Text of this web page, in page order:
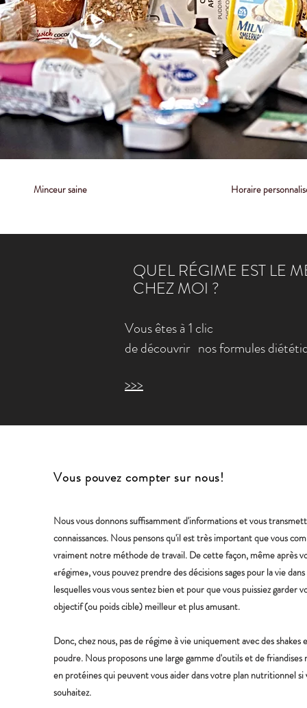
Minceur saine Horaire
QUEL RÉGIME EST LE
CHEZ MOI ?
Vous êtes à 1 clic
de découvrir nos formules
>>>
Vous pouvez compter sur nous!
Nous vous donnons suffisamment d'informations et vous
connaissances. Nous pensons qu'il est très important que vous
vraiment notre méthode de travail. De cette façon, même après
«régime», vous pouvez prendre des décisions sages pour la vie dans
lesquelles vous vous sentez bien et pour que vous puissiez garder
objectif (ou poids cible) meilleur et plus amusant.
Donc, chez nous, pas de régime à vie uniquement avec des shakes
poudre. Nous proposons une large gamme d'outils et de friandises
en protéines qui peuvent vous aider dans votre plan nutritionnel si
souhaitez.